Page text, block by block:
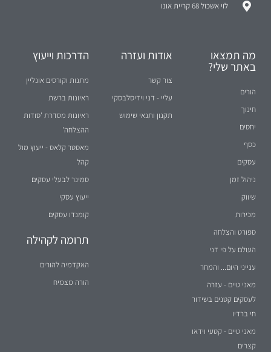
לוי אשכול 68 קריית אונו
מה תמצאו
באתר שלי?
הורים
חינוך
יחסים
כסף
עסקים
ניהול זמן
שיווק
מכירות
ספורט והצלחה
העולם על פי דני
ענייני היום... והמחר
מאני טיים - עזרה
לעסקים קטנים בשידור
חי ברדיו
מאני טיים - קטעי וידאו
קצרים
אודות ועזרה
צור קשר
עליי - דני וידיסלבסקי
תקנון ותנאי שימוש
הדרכות וייעוץ
מתנות וקורסים אונליין
ראיונות ברשת
ראיונות מסדרת 'סודות
ההצלחה'
מאסטר קלאס - ייעוץ מול
קהל
סמינר לבעלי עסקים
ייעוץ עסקי
קומנדו עסקים
תרומה לקהילה
האקדמיה להורים
הורה מצמיח